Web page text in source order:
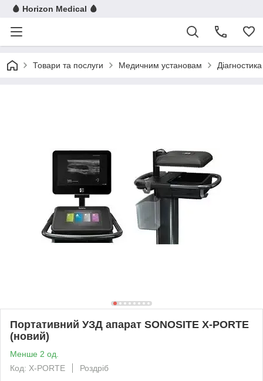
🩸 Horizon Medical 🩸
Товари та послуги Медичним установам Діагностика
Портативний УЗД апарат SONOSITE X-PORTE
(новий)
Менше 2 од.
Код: X-PORTE
Роздріб